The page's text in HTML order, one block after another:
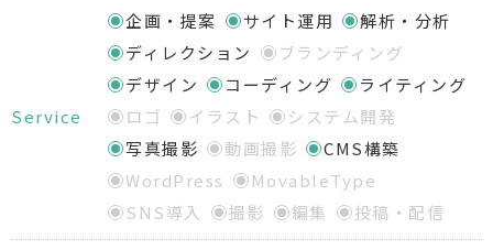
Service
企画・提案 サイト運用
解析・分析
ディレクション
ブランディング
デザイン
コーディング
ライティング
ロゴ
イラスト
システム開発
写真撮影
動画撮影
CMS構築
WordPress
MovableType
SNS導入
撮影 編集 投稿・配信